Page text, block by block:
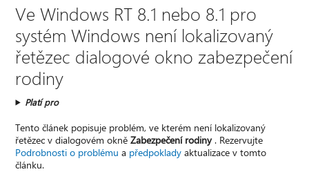
Ve Windows RT 8.1 nebo 8.1 pro
systém Windows není lokalizovaný
řetězec dialogové okno zabezpečení
rodiny
Platí pro
Tento článek popisuje problém, ve kterém není lokalizovaný
řetězec v dialogovém okněZabezpečení rodiny. Rezervujte
Podrobnosti o problému a předpoklady aktualizace v tomto
článku.